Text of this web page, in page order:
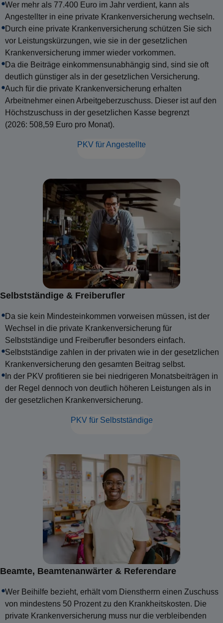
Wer mehr als 77.400 Euro im Jahr verdient, kann als
Angestellter in eine private Krankenversicherung wechseln.
Durch eine private Krankenversicherung schützen Sie sich
vor Leistungskürzungen, wie sie in der gesetzlichen
Krankenversicherung immer wieder vorkommen.
Da die Beiträge einkommensunabhängig sind, sind sie oft
deutlich günstiger als in der gesetzlichen Versicherung.
Auch für die private Krankenversicherung erhalten
Arbeitnehmer einen Arbeitgeberzuschuss. Dieser ist auf den
Höchstzuschuss in der gesetzlichen Kasse begrenzt
(2026: 508,59 Euro pro Monat).
PKV für Angestellte
Selbstständige & Freiberufler
Da sie kein Mindesteinkommen vorweisen müssen, ist der
Wechsel in die private Krankenversicherung für
Selbstständige und Freiberufler besonders einfach.
Selbstständige zahlen in der privaten wie in der gesetzlichen
Krankenversicherung den gesamten Beitrag selbst.
In der PKV profitieren sie bei niedrigeren Monatsbeiträgen in
der Regel dennoch von deutlich höheren Leistungen als in
der gesetzlichen Krankenversicherung.
PKV für Selbstständige
Beamte, Beamtenanwärter & Referendare
Wer Beihilfe bezieht, erhält vom Dienstherrn einen Zuschuss
von mindestens 50 Prozent zu den Krankheitskosten. Die
private Krankenversicherung muss nur die verbleibenden